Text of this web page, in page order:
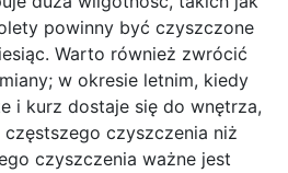
powinny być czyszczone
Warto również zwrócić
w okresie letnim, kiedy
i kurz dostaje się do wnętrza,
czyszczenia niż
czyszczenia ważne jest